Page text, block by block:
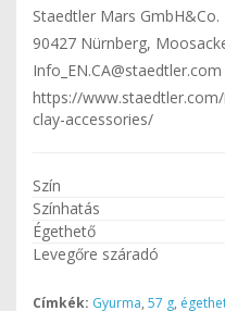
Staedtler Mars GmbH&Co.
90427 Nürnberg,
Info_EN.CA@staedtler.com
https://
clay-accessories/
Szín
Színhatás
Égethető
Levegőre száradó
Címkék: Gyurma, 57 g,